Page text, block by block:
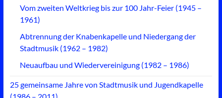
Vom zweiten Weltkrieg bis zur 100 Jahr-Feier (1945 –
1961)
Abtrennung der Knabenkapelle und Niedergang der
Stadtmusik (1962 – 1982)
Neuaufbau und Wiedervereinigung (1982 – 1986)
25 gemeinsame Jahre von Stadtmusik und Jugendkapelle